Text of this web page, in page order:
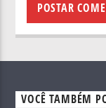
VOCÊ TAMBÉM